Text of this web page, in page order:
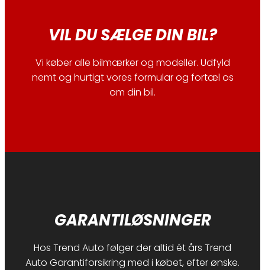
VIL DU SÆLGE DIN BIL?
Vi køber alle bilmærker og modeller. Udfyld
nemt og hurtigt vores formular og fortæl os
om din bil.
GARANTILØSNINGER
Hos Trend Auto følger der altid ét års Trend
Auto Garantiforsikring med i købet, efter ønske.